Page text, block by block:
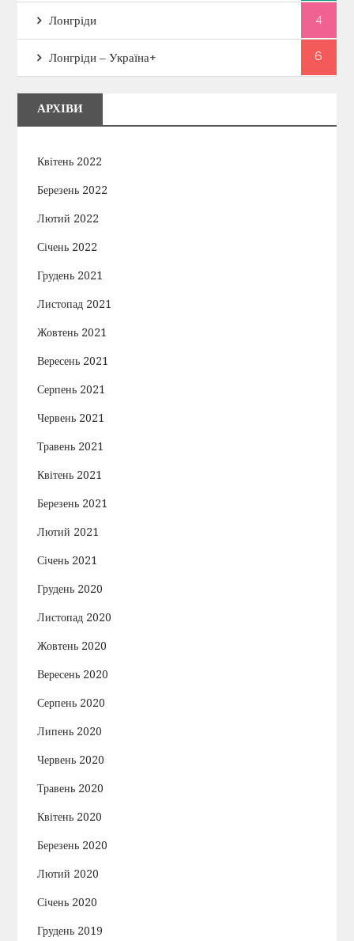
Лонгріди 4
Лонгріди – Україна+ 6
АРХІВИ
Квітень 2022
Березень 2022
Лютий 2022
Січень 2022
Грудень 2021
Листопад 2021
Жовтень 2021
Вересень 2021
Серпень 2021
Червень 2021
Травень 2021
Квітень 2021
Березень 2021
Лютий 2021
Січень 2021
Грудень 2020
Листопад 2020
Жовтень 2020
Вересень 2020
Серпень 2020
Липень 2020
Червень 2020
Травень 2020
Квітень 2020
Березень 2020
Лютий 2020
Січень 2020
Грудень 2019